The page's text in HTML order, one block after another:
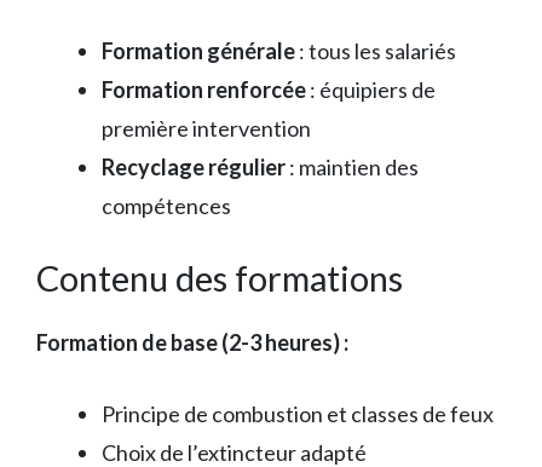
Formation générale: tous les salariés
Formation renforcée: équipiers de
première intervention
Recyclage régulier: maintien des
compétences
Contenu des formations
Formation de base (2-3 heures) :
Principe de combustion et classes de feux
Choix de l’extincteur adapté